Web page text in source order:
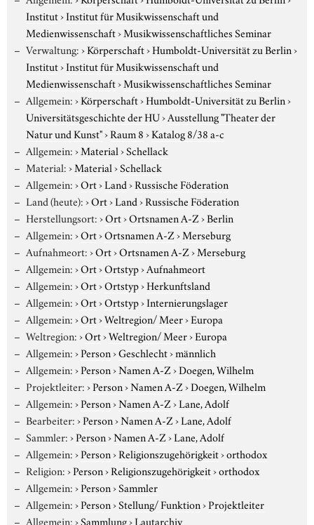
Institut›Institut für Musikwissenschaft und
Medienwissenschaft›Musikwissenschaftliches Seminar
Verwaltung:›Körperschaft›Humboldt-Universität zu Berlin›
Institut›Institut für Musikwissenschaft und
Medienwissenschaft›Musikwissenschaftliches Seminar
Allgemein:›Körperschaft›Humboldt-Universität zu Berlin›
Universitätsgeschichte der HU›Ausstellung "Theater der
Natur und Kunst"›Raum 8›Katalog 8/38 a-c
Allgemein:›Material›Schellack
Material:›Material›Schellack
Allgemein:›Ort›Land›Russische Föderation
Land (heute):›Ort›Land›Russische Föderation
Herstellungsort:›Ort›Ortsnamen A-Z›Berlin
Allgemein:›Ort›Ortsnamen A-Z›Merseburg
Aufnahmeort:›Ort›Ortsnamen A-Z›Merseburg
Allgemein:›Ort›Ortstyp›Aufnahmeort
Allgemein:›Ort›Ortstyp›Herkunftsland
Allgemein:›Ort›Ortstyp›Internierungslager
Allgemein:›Ort›Weltregion/ Meer›Europa
Weltregion:›Ort›Weltregion/ Meer›Europa
Allgemein:›Person›Geschlecht›männlich
Allgemein:›Person›Namen A-Z›Doegen, Wilhelm
Projektleiter:›Person›Namen A-Z›Doegen, Wilhelm
Allgemein:›Person›Namen A-Z›Lane, Adolf
Bearbeiter:›Person›Namen A-Z›Lane, Adolf
Sammler:›Person›Namen A-Z›Lane, Adolf
Allgemein:›Person›Religionszugehörigkeit›orthodox
Religion:›Person›Religionszugehörigkeit›orthodox
Allgemein:›Person›Sammler
Allgemein:›Person›Stellung/ Funktion›Projektleiter
Allgemein:›Sammlung›Lautarchiv